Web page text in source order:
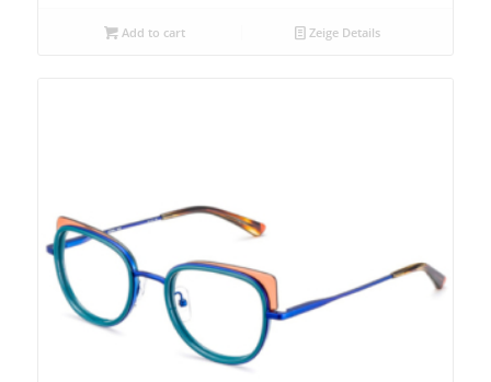
Add to cart Zeige Details